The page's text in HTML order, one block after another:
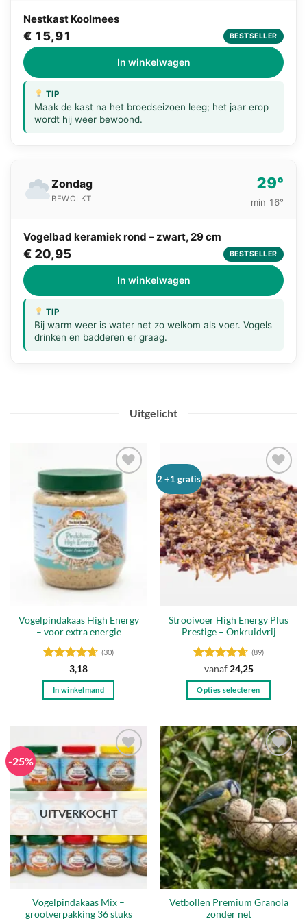
Nestkast Koolmees
€ 15,91 BESTSELLER
In winkelwagen
TIP
Maak de kast na het broedseizoen leeg; het jaar erop
wordt hij weer bewoond.
Zondag
BEWOLKT
29°
min 16°
Vogelbad keramiek rond – zwart, 29 cm
€ 20,95 BESTSELLER
In winkelwagen
TIP
Bij warm weer is water net zo welkom als voer. Vogels
drinken en badderen er graag.
Uitgelicht
Toevoegen
aan
verlanglijst
Vogelpindakaas High Energy
– voor extra energie
Gewaardeerd
4.7uit 5
(30)
3,18
In winkelmand
2 +1 gratis
Toevoegen
aan
verlanglijst
Strooivoer High Energy Plus
Prestige – Onkruidvrij
Gewaardeerd
4.71uit 5
(89)
vanaf 24,25
Opties selecteren
heeft
meerdere
variaties.
Deze
optie
kan
gekozen
worden
op
de
productpagina
-25%
Toevoegen
aan
verlanglijst
UITVERKOCHT
Vogelpindakaas Mix –
grootverpakking 36 stuks
Toevoegen
aan
verlanglijst
Vetbollen Premium Granola
zonder net